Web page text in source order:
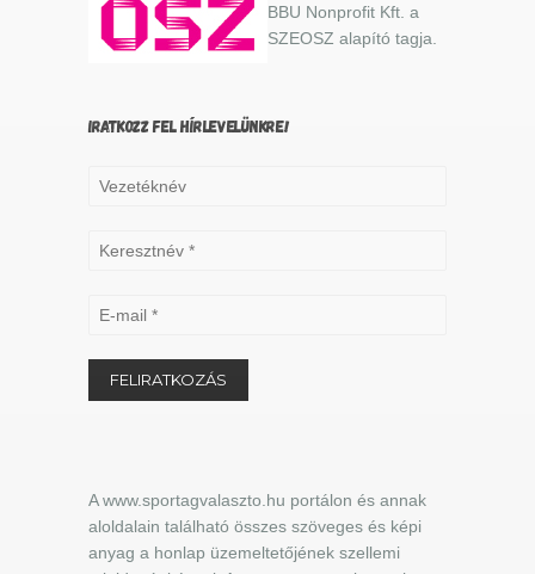
BBU Nonprofit Kft. a
SZEOSZ alapító tagja.
IRATKOZZ FEL HÍRLEVELÜNKRE!
A www.sportagvalaszto.hu portálon és annak
aloldalain található összes szöveges és képi
anyag a honlap üzemeltetőjének szellemi